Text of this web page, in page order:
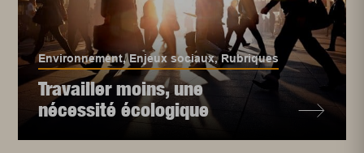
Environnement,Enjeux sociaux, Rubriques
Travailler moins, une
nécessité écologique